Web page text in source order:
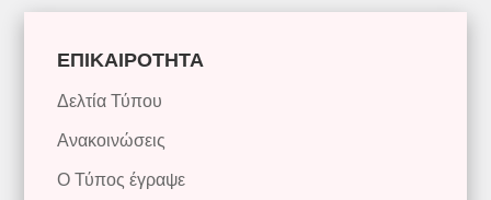
ΕΠΙΚΑΙΡΟΤΗΤΑ
Δελτία Τύπου
Ανακοινώσεις
Ο Τύπος έγραψε